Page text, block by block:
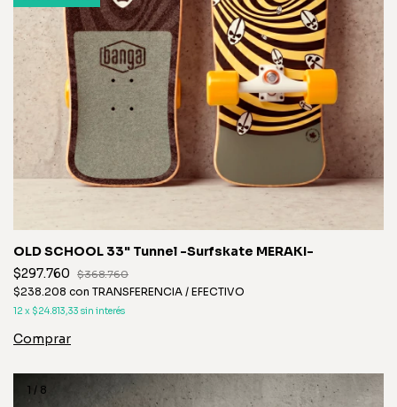
OLD SCHOOL 33" Tunnel -Surfskate MERAKI-
$297.760
$368.760
$238.208 con TRANSFERENCIA / EFECTIVO
12 x $24.813,33 sin interés
1 / 8